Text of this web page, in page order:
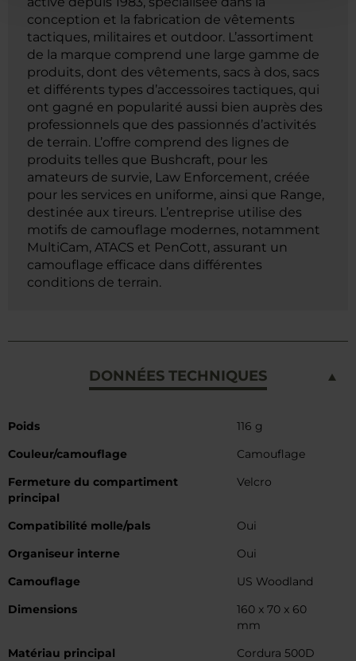
conception et la fabrication de vêtements
tactiques, militaires et outdoor. L’assortiment
de la marque comprend une large gamme de
produits, dont des vêtements, sacs à dos, sacs
et différents types d’accessoires tactiques, qui
ont gagné en popularité aussi bien auprès des
professionnels que des passionnés d’activités
de terrain. L’offre comprend des lignes de
produits telles que Bushcraft, pour les
amateurs de survie, Law Enforcement, créée
pour les services en uniforme, ainsi que Range,
destinée aux tireurs. L’entreprise utilise des
motifs de camouflage modernes, notamment
MultiCam, ATACS et PenCott, assurant un
camouflage efficace dans différentes
conditions de terrain.
DONNÉES TECHNIQUES
Caractéristiques
Poids
116 g
Couleur/camouflage
Camouflage
Fermeture du compartiment
principal
Velcro
Compatibilité molle/pals
Oui
Organiseur interne
Oui
Camouflage
US Woodland
Dimensions
160 x 70 x 60
mm
Matériau principal
Cordura 500D